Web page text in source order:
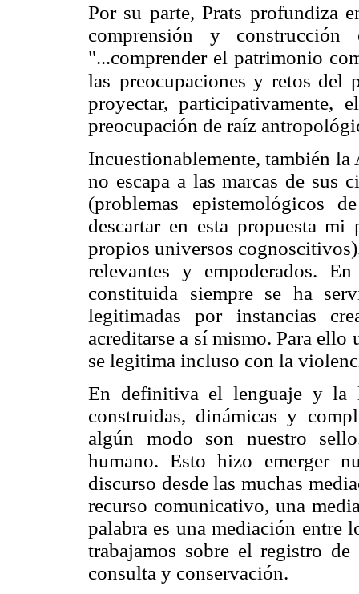
Por su parte, Prats profundiza
comprensión y
"...comprender el patrimonio
las preocupaciones y retos del
proyectar, participativamente,
preocupación de raíz
Incuestionablemente, también
no escapa a las marcas de sus
(problemas epistemológicos
descartar en esta propuesta
propios universos
relevantes y empoderados.
constituida siempre se ha
legitimadas por instancias
acreditarse a sí mismo. Para
se legitima incluso con la
En definitiva el lenguaje y la
construidas, dinámicas y
algún modo son nuestro
humano. Esto hizo emerger
discurso desde las muchas
recurso comunicativo, una
palabra es una mediación entre
trabajamos sobre el registro de
consulta y conservación.